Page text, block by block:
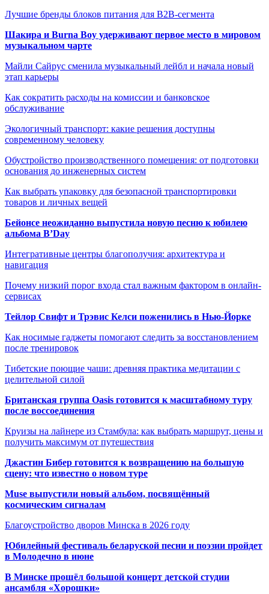
Лучшие бренды блоков питания для B2B-сегмента
Шакира и Burna Boy удерживают первое место в мировом
музыкальном чарте
Майли Сайрус сменила музыкальный лейбл и начала новый
этап карьеры
Как сократить расходы на комиссии и банковское
обслуживание
Экологичный транспорт: какие решения доступны
современному человеку
Обустройство производственного помещения: от подготовки
основания до инженерных систем
Как выбрать упаковку для безопасной транспортировки
товаров и личных вещей
Бейонсе неожиданно выпустила новую песню к юбилею
альбома B’Day
Интегративные центры благополучия: архитектура и
навигация
Почему низкий порог входа стал важным фактором в онлайн-
сервисах
Тейлор Свифт и Трэвис Келси поженились в Нью-Йорке
Как носимые гаджеты помогают следить за восстановлением
после тренировок
Тибетские поющие чаши: древняя практика медитации с
целительной силой
Британская группа Oasis готовится к масштабному туру
после воссоединения
Круизы на лайнере из Стамбула: как выбрать маршрут, цены и
получить максимум от путешествия
Джастин Бибер готовится к возвращению на большую
сцену: что известно о новом туре
Muse выпустили новый альбом, посвящённый
космическим сигналам
Благоустройство дворов Минска в 2026 году
Юбилейный фестиваль беларуской песни и поэзии пройдет
в Молодечно в июне
В Минске прошёл большой концерт детской студии
ансамбля «Хорошки»